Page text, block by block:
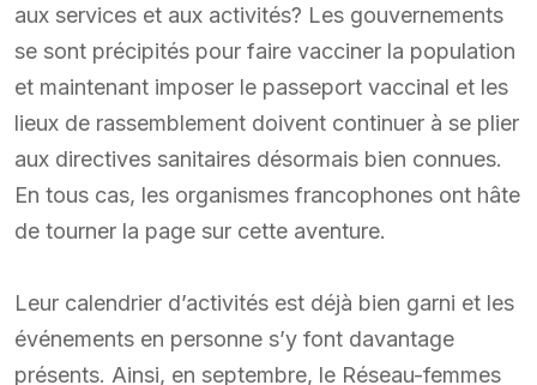
aux services et aux activités? Les gouvernements
se sont précipités pour faire vacciner la population
et maintenant imposer le passeport vaccinal et les
lieux de rassemblement doivent continuer à se plier
aux directives sanitaires désormais bien connues.
En tous cas, les organismes francophones ont hâte
de tourner la page sur cette aventure.
Leur calendrier d’activités est déjà bien garni et les
événements en personne s’y font davantage
présents. Ainsi, en septembre, le Réseau-femmes